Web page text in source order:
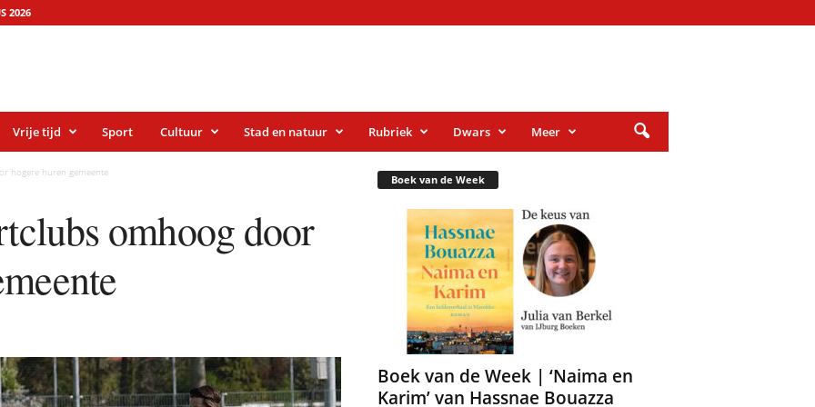
2026
Vrije tijd Sport Cultuur Stad en natuur Rubriek Dwars Meer
hogere huren gemeente
omhoog door
Boek van de Week
Boek van de Week | ‘Naima en
Karim’ van Hassnae Bouazza